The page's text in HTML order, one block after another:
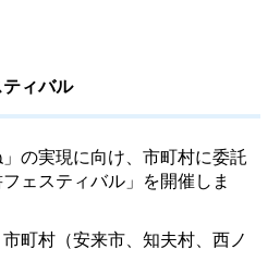
ィバル
の実現に向け、市町村に委託
ェスティバル」を開催しま
町村（安来市、知夫村、西ノ